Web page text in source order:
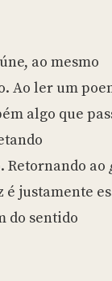
ao mesmo
Ao ler um
algo que
Retornando ao
justamente
do sentido